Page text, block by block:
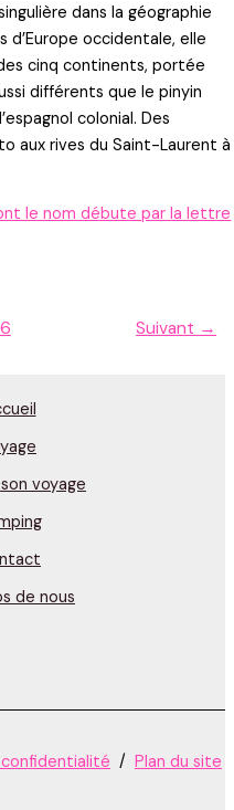
dans la géographie
d’Europe occidentale, elle
cinq continents, portée
différents que le pinyin
colonial. Des
aux rives du Saint-Laurent à
le nom débute par la lettre
Suivant →
voyage
de nous
/ Plan du site